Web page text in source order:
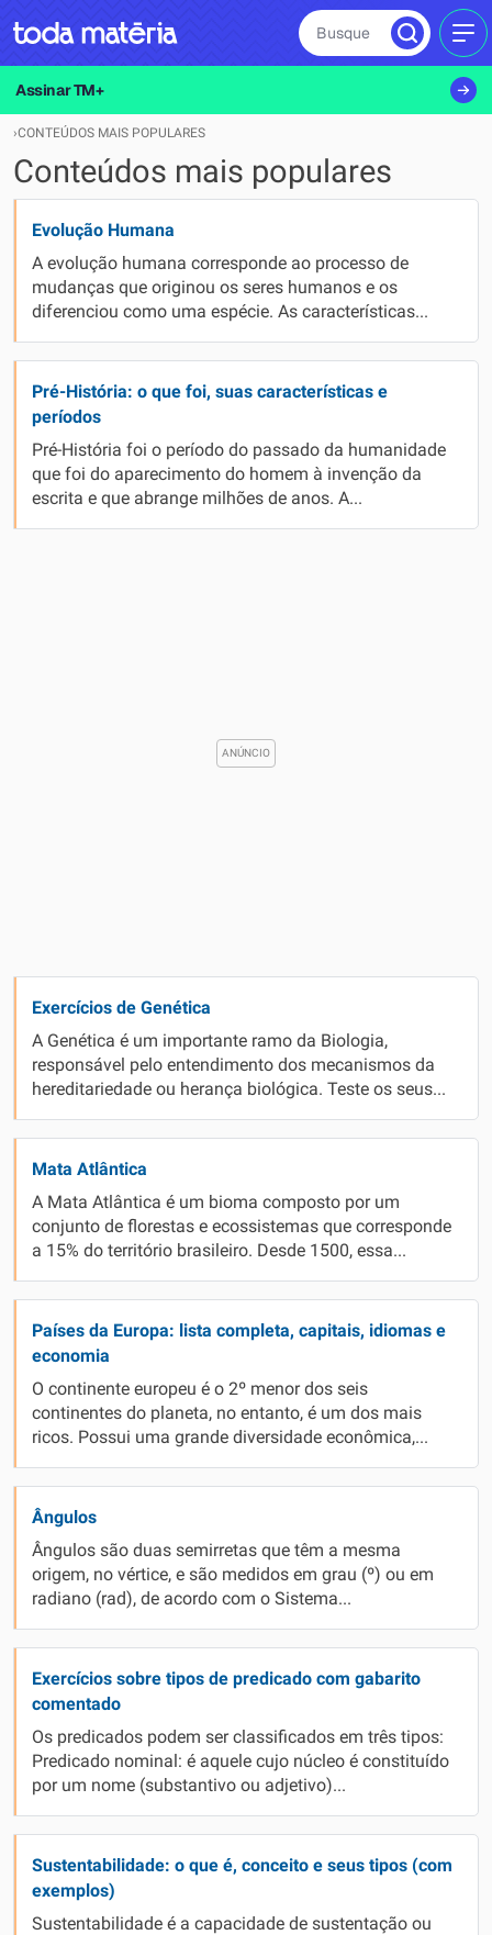
Busque
Assinar TM+
›CONTEÚDOS MAIS POPULARES
Conteúdos mais populares
Evolução Humana
A evolução humana corresponde ao processo de
mudanças que originou os seres humanos e os
diferenciou como uma espécie. As características...
Pré-História: o que foi, suas características e
períodos
Pré-História foi o período do passado da humanidade
que foi do aparecimento do homem à invenção da
escrita e que abrange milhões de anos. A...
Exercícios de Genética
A Genética é um importante ramo da Biologia,
responsável pelo entendimento dos mecanismos da
hereditariedade ou herança biológica. Teste os seus...
Mata Atlântica
A Mata Atlântica é um bioma composto por um
conjunto de florestas e ecossistemas que corresponde
a 15% do território brasileiro. Desde 1500, essa...
Países da Europa: lista completa, capitais, idiomas e
economia
O continente europeu é o 2º menor dos seis
continentes do planeta, no entanto, é um dos mais
ricos. Possui uma grande diversidade econômica,...
Ângulos
Ângulos são duas semirretas que têm a mesma
origem, no vértice, e são medidos em grau (º) ou em
radiano (rad), de acordo com o Sistema...
Exercícios sobre tipos de predicado com gabarito
comentado
Os predicados podem ser classificados em três tipos:
Predicado nominal: é aquele cujo núcleo é constituído
por um nome (substantivo ou adjetivo)...
Sustentabilidade: o que é, conceito e seus tipos (com
exemplos)
Sustentabilidade é a capacidade de sustentação ou